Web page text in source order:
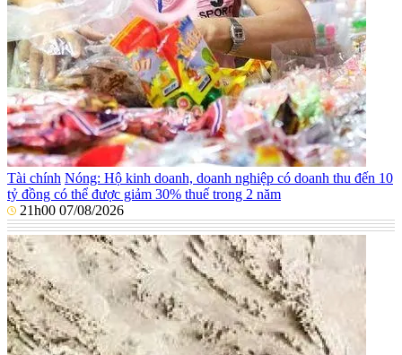
Tài chính Nóng: Hộ kinh doanh, doanh nghiệp có doanh thu đến 10
tỷ đồng có thể được giảm 30% thuế trong 2 năm
21h00 07/08/2026